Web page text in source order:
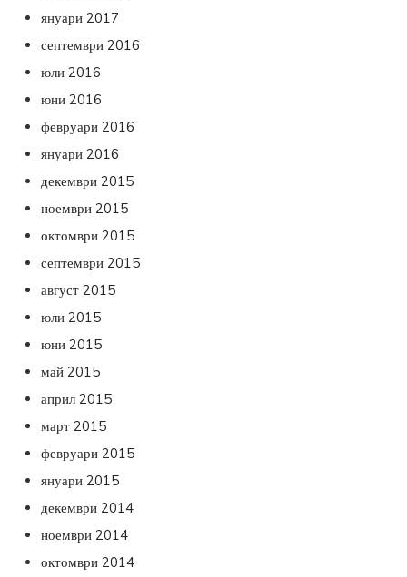
януари 2017
септември 2016
юли 2016
юни 2016
февруари 2016
януари 2016
декември 2015
ноември 2015
октомври 2015
септември 2015
август 2015
юли 2015
юни 2015
май 2015
април 2015
март 2015
февруари 2015
януари 2015
декември 2014
ноември 2014
октомври 2014